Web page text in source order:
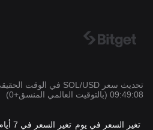
09:49:08 (بالتوقيت العالمي المنسق+0)
تغير السعر في يوم تغير السعر في 7 أيام